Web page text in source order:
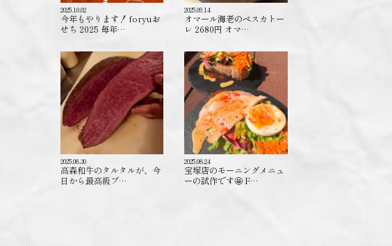
2025.10.02
今年もやります！ foryuお
せち 2025 毎年…
2025.09.14
オマール海老のペスカトー
レ 2680円 オマ…
2025.08.30
高森和牛のタルタルが、今
日から最高級ブ…
2025.08.24
宝塚店のモーニングメニュ
ーの試作です🤩 F…